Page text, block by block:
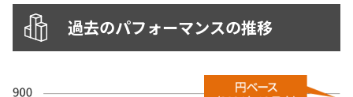
確定拠出年金制度について
資産形成はじめるなら
過去のパフォーマンスの推移